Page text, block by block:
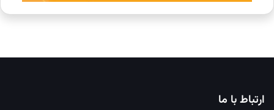
ارتباط با ما